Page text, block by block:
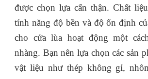
được chọn lựa cẩn thận. Chất
tính năng độ bền và độ ổn định
cho cửa lùa hoạt động một
nhàng. Bạn nên lựa chọn các sản
vật liệu như thép không gỉ,